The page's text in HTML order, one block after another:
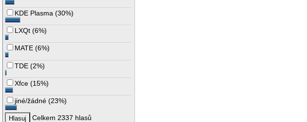
KDE Plasma (30%)
LXQt (6%)
MATE (6%)
TDE (2%)
Xfce (15%)
jiné/žádné (23%)
Celkem 2337 hlasů